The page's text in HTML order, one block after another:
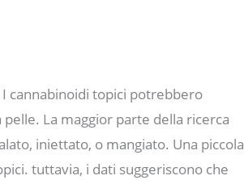
cannabinoidi topici potrebbero
La maggior parte della ricerca
iniettato, o mangiato. Una piccola
tuttavia, i dati suggeriscono che